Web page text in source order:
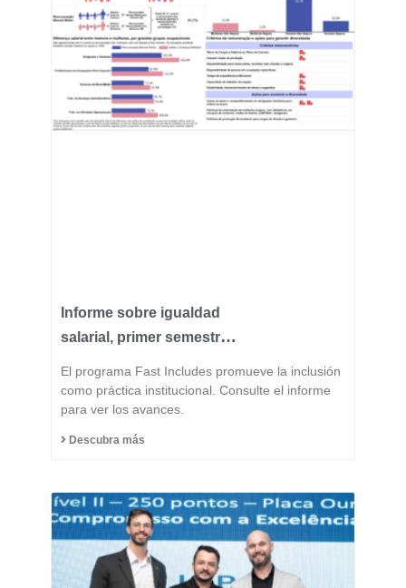
Informe sobre igualdad
salarial, primer semestre
El programa Fast Includes promueve la inclusión
como práctica institucional. Consulte el informe
para ver los avances.
Descubra más